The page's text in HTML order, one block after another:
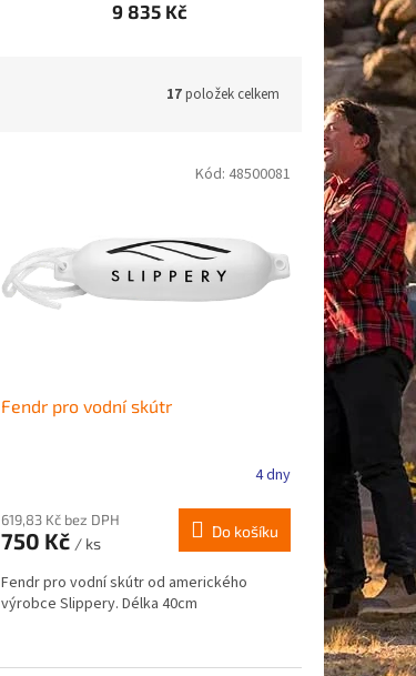
9 835 Kč
17položek celkem
Fendr pro vodní skútr
4 dny
619,83 Kč bez DPH
750 Kč / ks
Do košíku
Fendr pro vodní skútr od amerického
výrobce Slippery. Délka 40cm
Kód: 48500081